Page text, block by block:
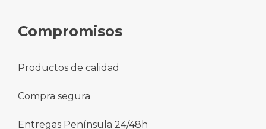
Compromisos
Productos de calidad
Compra segura
Entregas Península 24/48h